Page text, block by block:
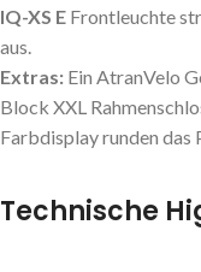
IQ-XS E Frontleuchte
aus.
Extras: Ein AtranVelo
Block XXL
Farbdisplay runden das
Technische